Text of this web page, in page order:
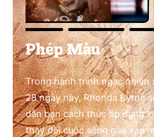
Phép Màu
Trong hành trình ngạc nhiên
28 ngày này, Rhonda Byrne
dẫn bạn cách thức áp dụng
thay đổi cuộc sống này vào